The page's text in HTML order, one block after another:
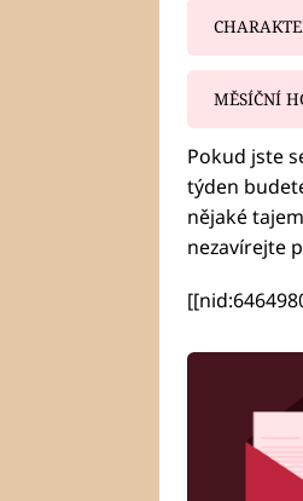
MĚSÍČNÍ
Pokud jste
týden
nějaké
nezavírejte